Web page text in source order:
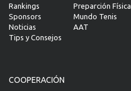
Rankings
Sponsors
Noticias
Tips y Consejos
Preparción Física
Mundo Tenis
AAT
COOPERACIÓN